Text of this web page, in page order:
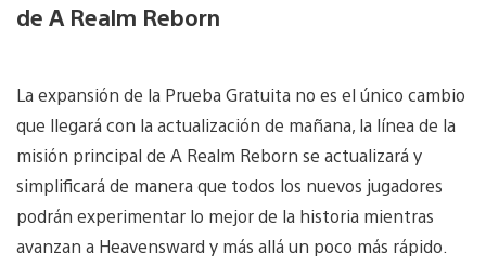
de A Realm Reborn
La expansión de la Prueba Gratuita no es el único cambio
que llegará con la actualización de mañana, la línea de la
misión principal de A Realm Reborn se actualizará y
simplificará de manera que todos los nuevos jugadores
podrán experimentar lo mejor de la historia mientras
avanzan a Heavensward y más allá un poco más rápido.